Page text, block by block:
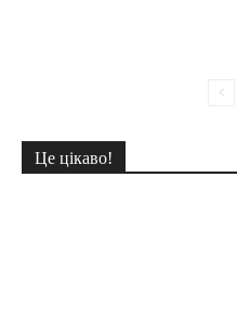
Це цікаво!